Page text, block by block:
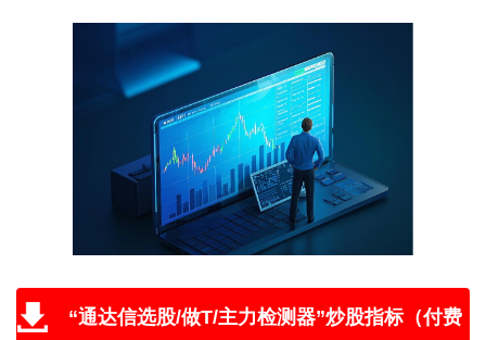
“通达信选股/做T/主力检测器”炒股指标（付费